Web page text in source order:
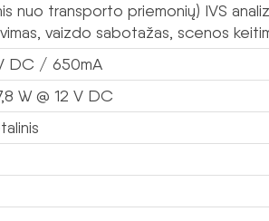
nuo transporto priemonių) IVS
vaizdo sabotažas, scenos
DC / 650mA
W @ 12 V DC